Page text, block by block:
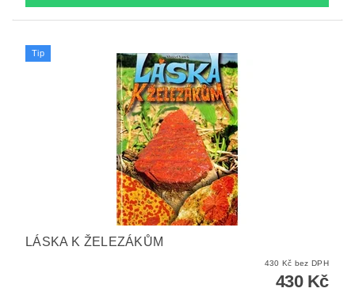
Tip
LÁSKA K ŽELEZÁKŮM
430 Kč bez DPH
430 Kč